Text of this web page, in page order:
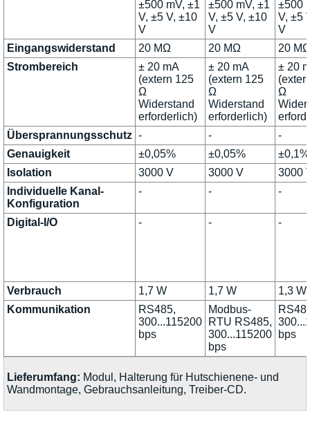
±500 mV, ±1
V, ±5 V, ±10
V
±500 mV, ±1
V, ±5 V, ±10
V
±500
V, ±5
V
Eingangswiderstand
20 MΩ 20 MΩ
20 MΩ
Strombereich
± 20 mA
(extern 125
Ω
Widerstand
erforderlich)
± 20 mA
(extern 125
Ω
Widerstand
erforderlich)
± 20
Ω
Übersprannungsschutz - -
-
Genauigkeit
±0,05% ±0,05%
±0,1%
Isolation
3000 V 3000 V
3000
Individuelle Kanal-
Konfiguration
- - -
Digital-I/O - - -
Verbrauch 1,7 W 1,7 W
1,3 W
Kommunikation
RS485,
300...115200
bps
Modbus-
RTU RS485,
300...115200
bps
bps
Lieferumfang: Modul, Halterung für Hutschienene- und
Wandmontage, Gebrauchsanleitung, Treiber-CD.